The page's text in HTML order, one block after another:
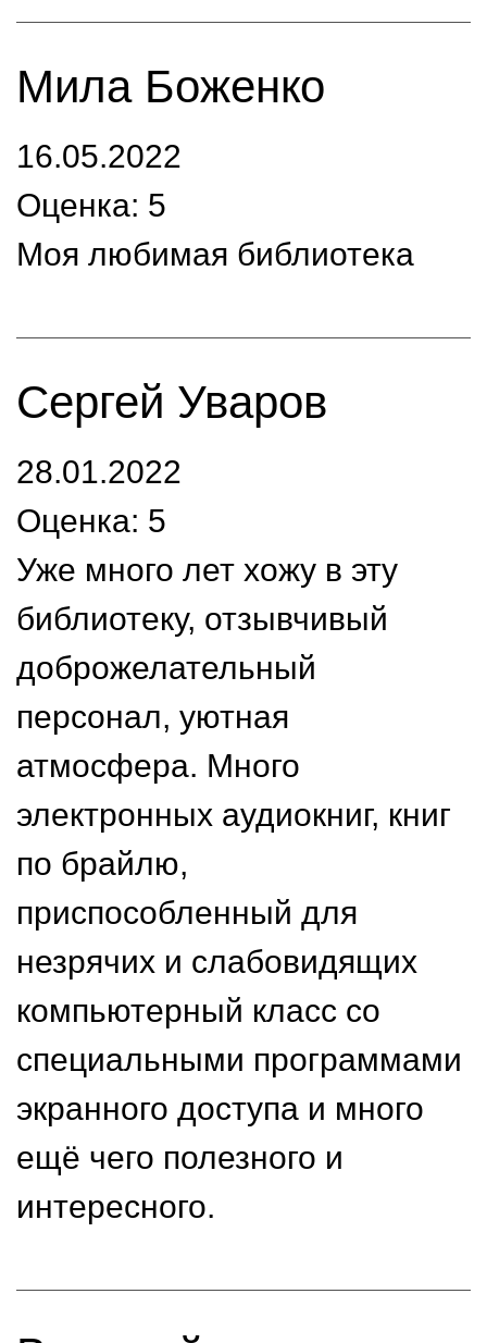
Мила Боженко
16.05.2022
Оценка: 5
Моя любимая библиотека
Сергей Уваров
28.01.2022
Оценка: 5
Уже много лет хожу в эту
библиотеку, отзывчивый
доброжелательный
персонал, уютная
атмосфера. Много
электронных аудиокниг, книг
по брайлю,
приспособленный для
незрячих и слабовидящих
компьютерный класс со
специальными программами
экранного доступа и много
ещё чего полезного и
интересного.